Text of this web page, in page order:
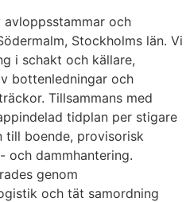
och
Stockholms län. Vi
i schakt och källare,
bottenledningar och
Tillsammans med
tidplan per stigare
till boende, provisorisk
och dammhantering.
genom
och tät samordning